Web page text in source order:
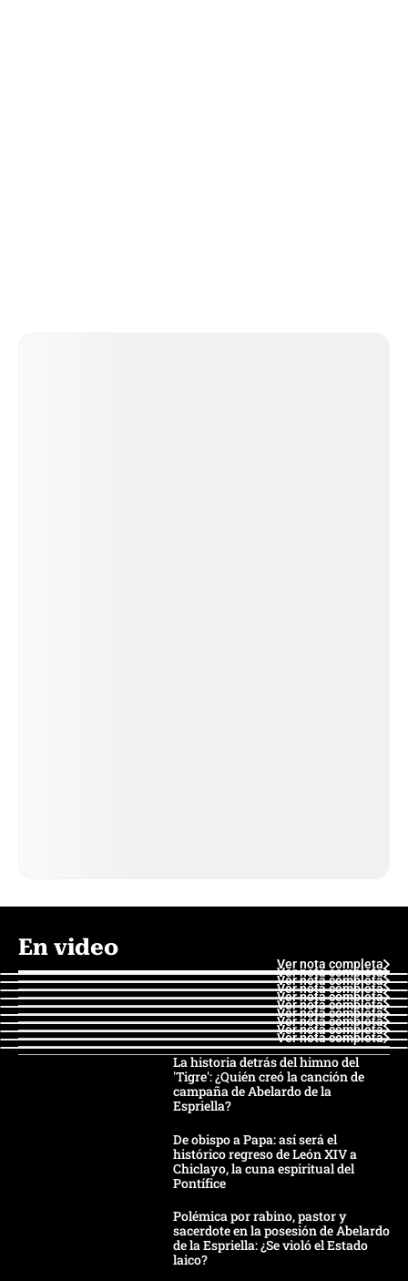
En video
Ver nota completa
Ver nota completa
Ver nota completa
Ver nota completa
Ver nota completa
Ver nota completa
Ver nota completa
Ver nota completa
Ver nota completa
Ver nota completa
La historia detrás del himno del
'Tigre': ¿Quién creó la canción de
campaña de Abelardo de la
Espriella?
De obispo a Papa: así será el
histórico regreso de León XIV a
Chiclayo, la cuna espiritual del
Pontífice
Polémica por rabino, pastor y
sacerdote en la posesión de Abelardo
de la Espriella: ¿Se violó el Estado
laico?